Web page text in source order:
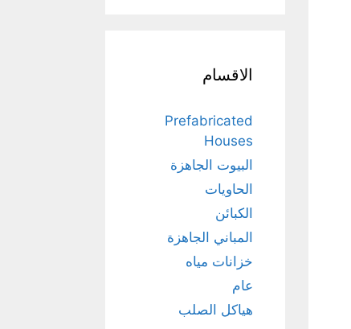
الاقسام
Prefabricated
Houses
البيوت الجاهزة
الحاويات
الكبائن
المباني الجاهزة
خزانات مياه
عام
هياكل الصلب